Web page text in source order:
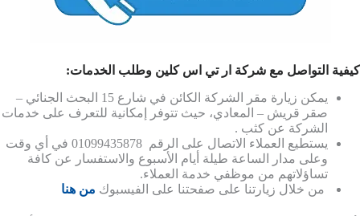
كيفية التواصل مع شركة ار تي اس كلين وطلب الخدمات:
يمكن زيارة مقر الشركة الكائن في شارع 15 البحث الجنائي –
صقر قريش – المعادي، حيث تتوفر إمكانية للتعرف على خدمات
الشركة عن كثب .
يستطيع العملاء الاتصال على الرقم 01099435878 في أي وقت
وعلى مدار الساعة طيلة أيام الأسبوع والاستفسار عن كافة
تساؤلاتهم من موظفي خدمة العملاء.
من خلال زيارتنا على صفحتنا على الفيسبوك من هنا